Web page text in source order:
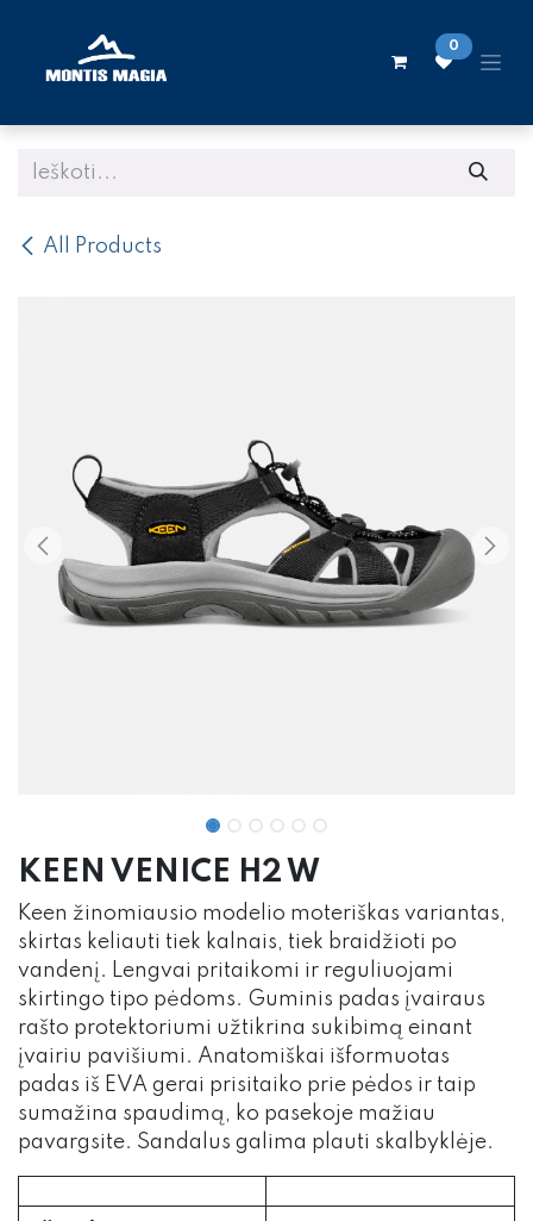
0
All Products
KEEN VENICE H2 W
Keen žinomiausio modelio moteriškas variantas,
skirtas keliauti tiek kalnais, tiek braidžioti po
vandenį. Lengvai pritaikomi ir reguliuojami
skirtingo tipo pėdoms. Guminis padas įvairaus
rašto protektoriumi užtikrina sukibimą einant
įvairiu pavišiumi. Anatomiškai išformuotas
padas iš EVA gerai prisitaiko prie pėdos ir taip
sumažina spaudimą, ko pasekoje mažiau
pavargsite. Sandalus galima plauti skalbyklėje.